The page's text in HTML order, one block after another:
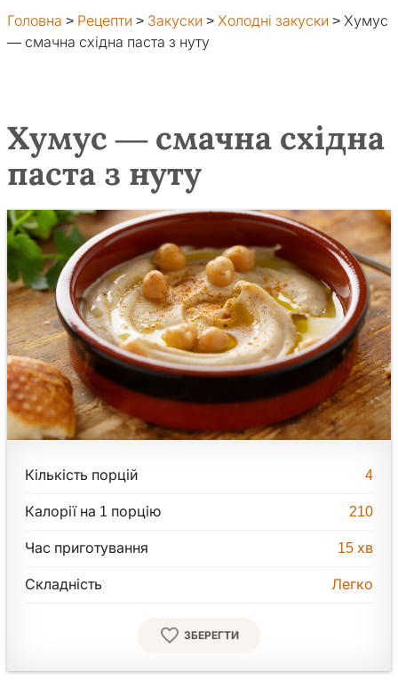
Головна > Рецепти > Закуски > Холодні закуски > Хумус
— смачна східна паста з нуту
Хумус — смачна східна
паста з нуту
Кількість порцій 4
Калорії на 1 порцію 210
Час приготування 15 хв
Складність Легко
ЗБЕРЕГТИ